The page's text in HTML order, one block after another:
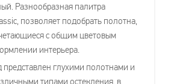
Разнообразная палитра
позволяет подобрать полотна,
с общим цветовым
интерьера.
глухими полотнами и
типами остекления, в